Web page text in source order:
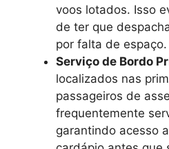
voos lotados. Isso
de ter que
por falta de espaço.
Serviço de Bordo
localizados nas
passageiros de
frequentemente
garantindo acesso